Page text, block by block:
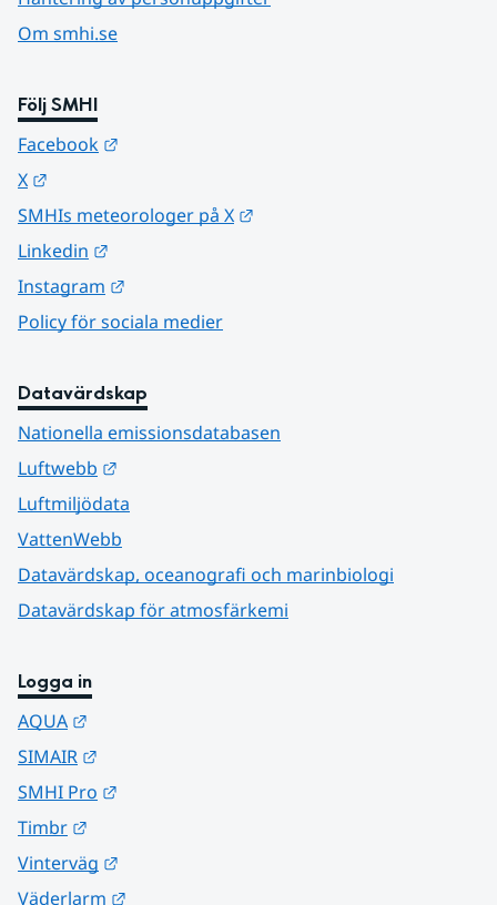
Om smhi.se
Följ SMHI
Facebook
X
SMHIs meteorologer på X
Linkedin
Instagram
Policy för sociala medier
Datavärdskap
Nationella emissionsdatabasen
Luftwebb
Luftmiljödata
VattenWebb
Datavärdskap, oceanografi och marinbiologi
Datavärdskap för atmosfärkemi
Logga in
AQUA
SIMAIR
SMHI Pro
Timbr
Vinterväg
Väderlarm